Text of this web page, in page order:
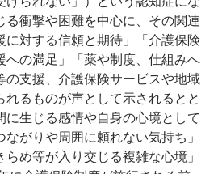
る衝撃や困難を中心に、その関連
に対する信頼と期待」「介護保険
への満足」「薬や制度、仕組みへ
の支援、介護保険サービスや地域
るものが声として示されるとと
に生じる感情や自身の心境として
ながりや周囲に頼れない気持ち」
らめ等が入り交じる複雑な心境」